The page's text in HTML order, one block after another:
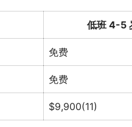
低班 4-5
免费
免费
$9,900(11)